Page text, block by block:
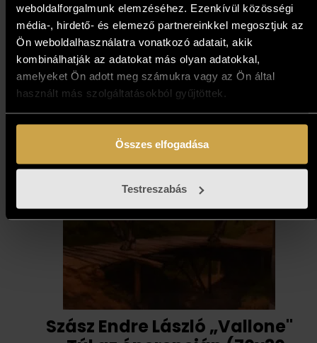
weboldalforgalmunk elemzéséhez. Ezenkívül közösségi
média-, hirdető- és elemező partnereinkkel megosztjuk az
Ön weboldalhasználatra vonatkozó adatait, akik
kombinálhatják az adatokat más olyan adatokkal,
amelyeket Ön adott meg számukra vagy az Ön által
használt más szolgáltatásokból gyűjtöttek.
Összes elfogadása
Testreszabás
Szász Endre László „Vallone"